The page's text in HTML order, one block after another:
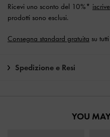
Ricevi uno sconto del 10%*
prodotti sono esclusi.
Consegna standard gratuita su
Spedizione e Resi
YOU